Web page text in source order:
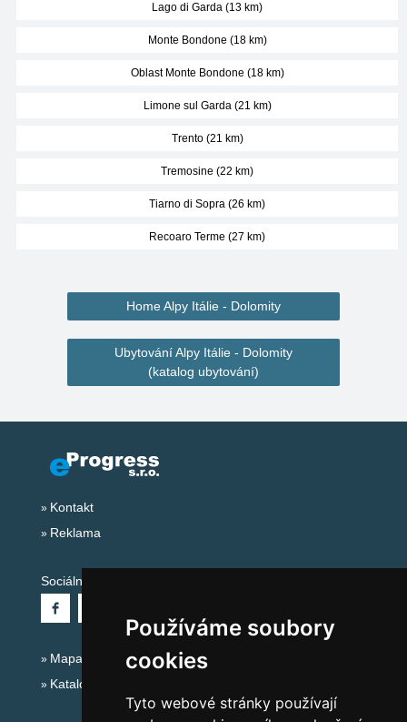
Používáme soubory
cookies
Tyto webové stránky používají
Lago di Garda (13 km)
Monte Bondone (18 km)
Oblast Monte Bondone (18 km)
Limone sul Garda (21 km)
Trento (21 km)
Tremosine (22 km)
Tiarno di Sopra (26 km)
Recoaro Terme (27 km)
Home Alpy Itálie - Dolomity
Ubytování Alpy Itálie - Dolomity
(katalog ubytování)
Kontakt
Reklama
Sociální sítě:
Mapa serveru Alpy Itálie - Dolomity
Katalog ubytování